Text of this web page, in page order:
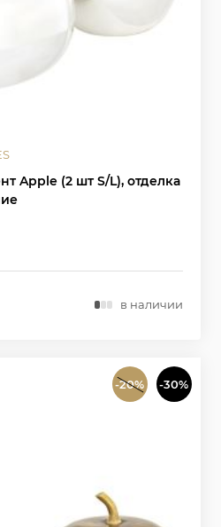
Apple (2 шт S/L), отделка
в наличии
-20% -30%